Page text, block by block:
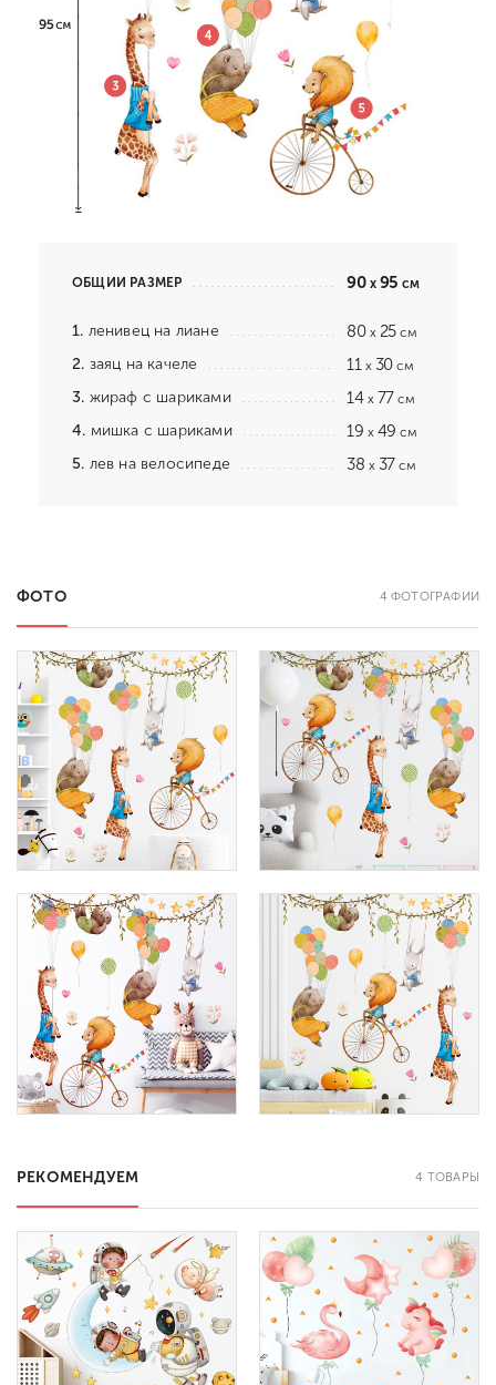
ОБЩИЙ РАЗМЕР 90 x95 см
1. ленивец на лиане 80 x 25 см
2. заяц на качеле 11 x 30 см
3. жираф с шариками 14 x 77 см
4. мишка с шариками 19 x 49 см
5. лев на велосипеде 38 x 37 см
ФОТО 4 ФОТОГРАФИИ
РЕКОМЕНДУЕМ 4 ТОВАРЫ